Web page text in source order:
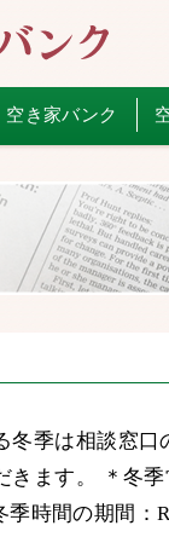
空き家バンク
冬季は相談窓口
きます。 ＊冬
季時間の期間：